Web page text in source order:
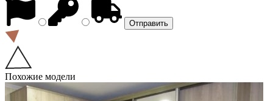
Похожие модели